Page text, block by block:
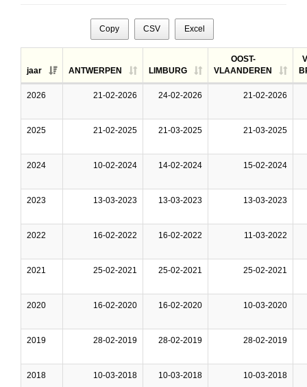
Copy CSV Excel
jaar ANTWERPEN LIMBURG
OOST-
VLAANDEREN
2026 21-02-2026 24-02-2026 21-02-2026
2025 21-02-2025 21-03-2025 21-03-2025
2024 10-02-2024 14-02-2024 15-02-2024
2023 13-03-2023 13-03-2023 13-03-2023
2022 16-02-2022 16-02-2022 11-03-2022
2021 25-02-2021 25-02-2021 25-02-2021
2020 16-02-2020 16-02-2020 10-03-2020
2019 28-02-2019 28-02-2019 28-02-2019
2018 10-03-2018 10-03-2018 10-03-2018